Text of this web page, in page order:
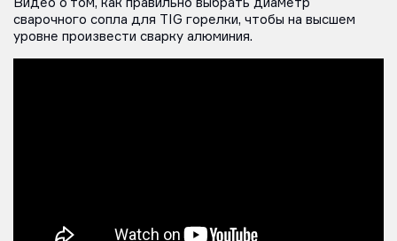
Видео о том, как правильно выбрать диаметр
сварочного сопла для TIG горелки, чтобы на высшем
уровне произвести сварку алюминия.